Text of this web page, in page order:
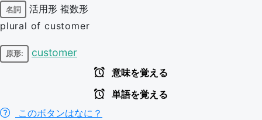
名詞 活用形 複数形
plural of customer
原形: customer
意味を覚える
単語を覚える
このボタンはなに？